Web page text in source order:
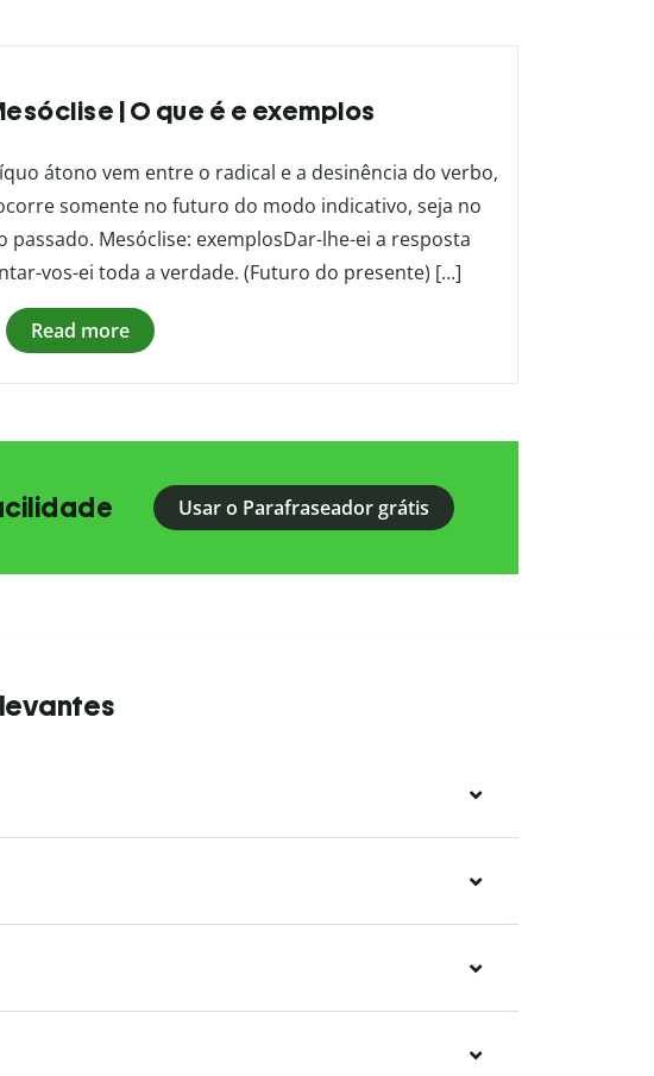
| O que é e exemplos
átono vem entre o radical e a desinência do verbo,
somente no futuro do modo indicativo, seja no
Mesóclise: exemplosDar-lhe-ei a resposta
vos-ei toda a verdade. (Futuro do presente) […]
Read more
Usar o Parafraseador grátis